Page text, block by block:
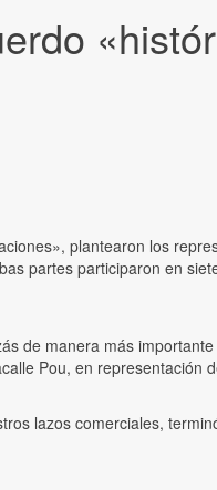
plantearon los
partes participaron en
de manera más
Pou, en representación
lazos comerciales,